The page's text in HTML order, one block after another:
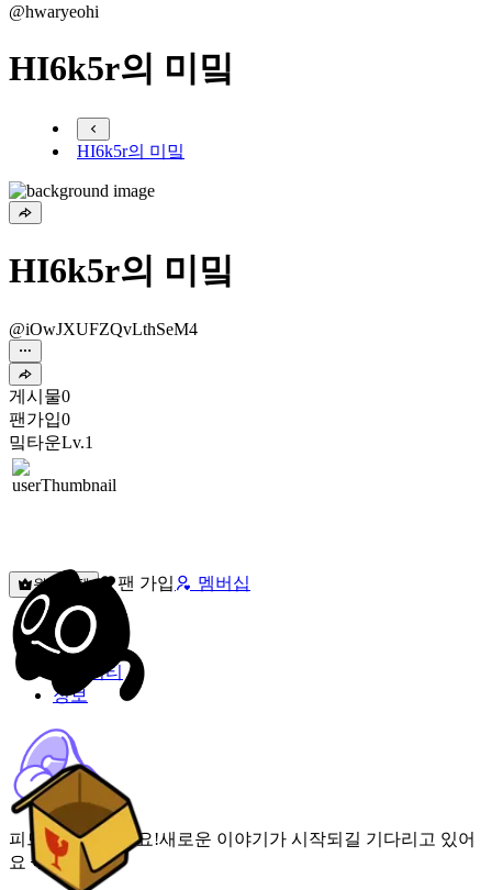
@hwaryeohi
HI6k5r의 미밐
HI6k5r의 미밐
HI6k5r의 미밐
@iOwJXUFZQvLthSeM4
게시물0
팬가입0
밐타운Lv.1
원픽선택 팬 가입 멤버십
밐타운
피드
커뮤니티
정보
피드가 비어있어요!새로운 이야기가 시작되길 기다리고 있어
요 🌟